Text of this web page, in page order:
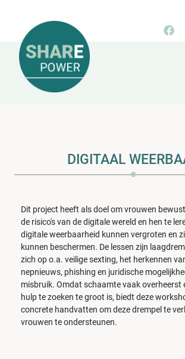
DIGITAAL
Dit project heeft als doel om vrouwen
de risico's van de digitale wereld en hen te
digitale weerbaarheid kunnen vergroten en
kunnen beschermen. De lessen zijn
zich op o.a. veilige sexting, het herkennen
nepnieuws, phishing en juridische
misbruik. Omdat schaamte vaak overheerst
hulp te zoeken te groot is, biedt deze
concrete handvatten om deze drempel te
vrouwen te ondersteunen.